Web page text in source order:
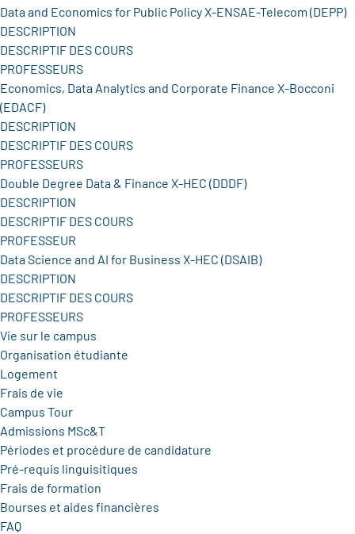
Data and Economics for Public Policy X-ENSAE-Telecom (DEPP)
DESCRIPTION
DESCRIPTIF DES COURS
PROFESSEURS
Economics, Data Analytics and Corporate Finance X-Bocconi
(EDACF)
DESCRIPTION
DESCRIPTIF DES COURS
PROFESSEURS
Double Degree Data & Finance X-HEC (DDDF)
DESCRIPTION
DESCRIPTIF DES COURS
PROFESSEUR
Data Science and AI for Business X-HEC (DSAIB)
DESCRIPTION
DESCRIPTIF DES COURS
PROFESSEURS
Vie sur le campus
Organisation étudiante
Logement
Frais de vie
Campus Tour
Admissions MSc&T
Périodes et procédure de candidature
Pré-requis linguisitiques
Frais de formation
Bourses et aides financières
FAQ